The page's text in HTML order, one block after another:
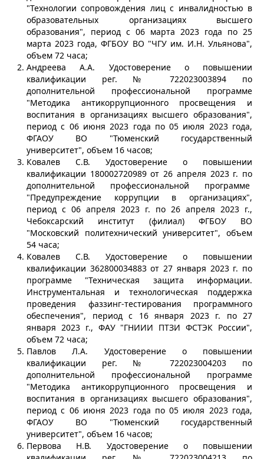
"Технологии сопровождения лиц с инвалидностью в
образовательных организациях высшего
образования", период с 06 марта 2023 года по 25
марта 2023 года, ФГБОУ ВО "ЧГУ им. И.Н. Ульянова",
объем 72 часа;
Андреева А.А. Удостоверение о повышении
квалификации рег. № 722023003894 по
дополнительной профессиональной программе
"Методика антикоррупционного просвещения и
воспитания в организациях высшего образования",
период с 06 июня 2023 года по 05 июля 2023 года,
ФГАОУ ВО "Тюменский государственный
университет", объем 16 часов;
Ковалев С.В. Удостоверение о повышении
квалификации 180002720989 от 26 апреля 2023 г. по
дополнительной профессиональной программе
"Предупреждение коррупции в организациях",
период с 06 апреля 2023 г. по 26 апреля 2023 г.,
Чебоксарский институт (филиал) ФГБОУ ВО
"Московский политехнический университет", объем
54 часа;
Ковалев С.В. Удостоверение о повышении
квалификации 362800034883 от 27 января 2023 г. по
программе "Техническая защита информации.
Инструментальная и технологическая поддержка
проведения фаззинг-тестирования программного
обеспечения", период с 16 января 2023 г. по 27
января 2023 г., ФАУ "ГНИИИ ПТЗИ ФСТЭК России",
объем 72 часа;
Павлов Л.А. Удостоверение о повышении
квалификации рег. № 722023004203 по
дополнительной профессиональной программе
"Методика антикоррупционного просвещения и
воспитания в организациях высшего образования",
период с 06 июня 2023 года по 05 июля 2023 года,
ФГАОУ ВО "Тюменский государственный
университет", объем 16 часов;
Первова Н.В. Удостоверение о повышении